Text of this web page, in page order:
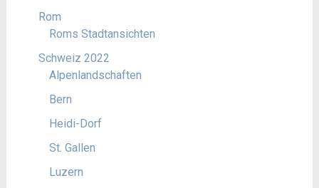
Rom
Roms Stadtansichten
Schweiz 2022
Alpenlandschaften
Bern
Heidi-Dorf
St. Gallen
Luzern